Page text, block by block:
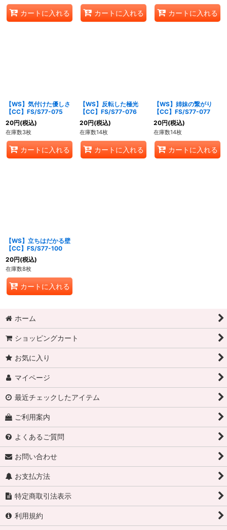
カートに入れる カートに入れる カートに入れる
【WS】気付けた優しさ
【CC】FS/S77-075
20円(税込)
在庫数3枚
カートに入れる
【WS】反転した極光
【CC】FS/S77-076
20円(税込)
在庫数14枚
カートに入れる
【WS】姉妹の繋がり
【CC】FS/S77-077
20円(税込)
在庫数14枚
カートに入れる
【WS】立ちはだかる壁
【CC】FS/S77-100
20円(税込)
在庫数8枚
カートに入れる
ホーム
ショッピングカート
お気に入り
マイページ
最近チェックしたアイテム
ご利用案内
よくあるご質問
お問い合わせ
お支払方法
特定商取引法表示
利用規約